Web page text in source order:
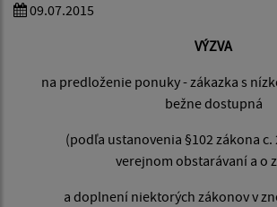
09.07.2015
VÝZVA
na predloženie ponuky - zákazka s
bežne dostupná
(podľa ustanovenia §102 zákona c.
verejnom obstarávaní a o
a doplnení niektorých zákonov v